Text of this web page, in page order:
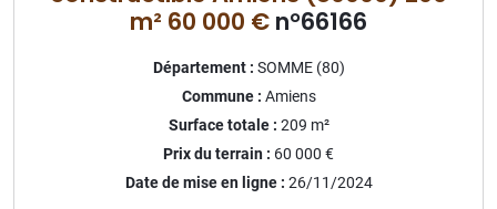
m² 60 000 € n°66166
Département : SOMME (80)
Commune : Amiens
Surface totale : 209 m²
Prix du terrain : 60 000 €
Date de mise en ligne : 26/11/2024